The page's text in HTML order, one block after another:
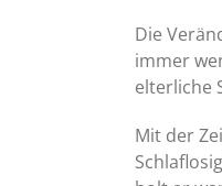
Die
immer
elterliche
Mit der